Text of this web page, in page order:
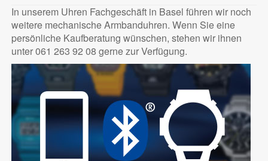
In unserem Uhren Fachgeschäft in Basel führen wir noch
weitere mechanische Armbanduhren. Wenn Sie eine
persönliche Kaufberatung wünschen, stehen wir ihnen
unter 061 263 92 08 gerne zur Verfügung.